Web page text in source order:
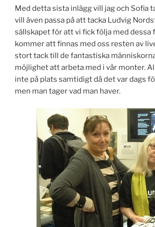
Med detta sista inlägg vill jag och Sofia
vill även passa på att tacka Ludvig
sällskapet för att vi fick följa med dessa
kommer att finnas med oss resten av
stort tack till de fantastiska
möjlighet att arbeta med i vår monter.
inte på plats samtidigt då det var dags
men man tager vad man haver.